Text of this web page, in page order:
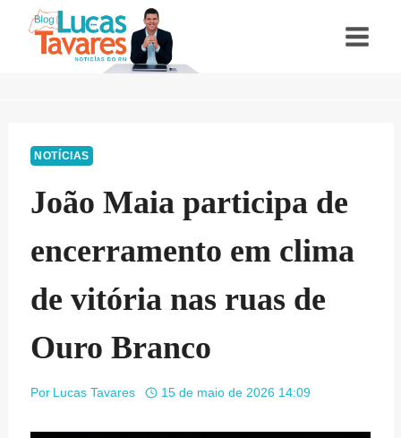
NOTÍCIAS
João Maia participa de
encerramento em clima
de vitória nas ruas de
Ouro Branco
Por Lucas Tavares 15 de maio de 2026 14:09